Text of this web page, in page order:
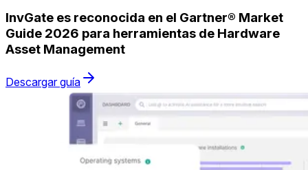
InvGate es reconocida en el Gartner® Market
Guide 2026 para herramientas de Hardware
Asset Management
Descargar guía